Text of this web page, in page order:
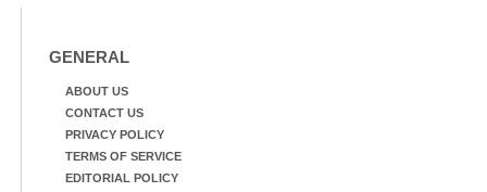
GENERAL
ABOUT US
CONTACT US
PRIVACY POLICY
TERMS OF SERVICE
EDITORIAL POLICY